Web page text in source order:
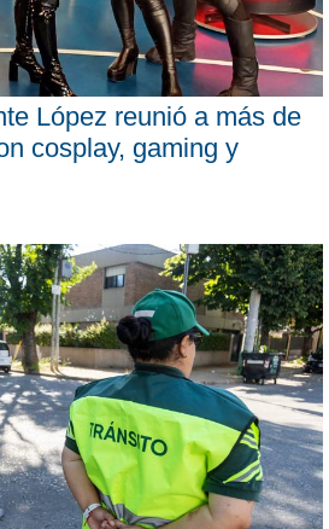
López reunió a más de
cosplay, gaming y